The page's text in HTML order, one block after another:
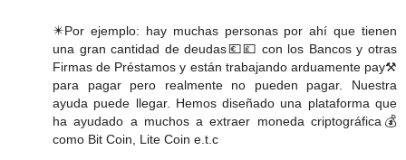
✴️Por ejemplo: hay muchas personas por ahí que tienen
una gran cantidad de deudas💶💷 con los Bancos y otras
Firmas de Préstamos y están trabajando arduamente pay️⚒️
para pagar pero realmente no pueden pagar. Nuestra
ayuda puede llegar. Hemos diseñado una plataforma que
ha ayudado a muchos a extraer moneda criptográfica💰
como Bit Coin, Lite Coin e.t.c